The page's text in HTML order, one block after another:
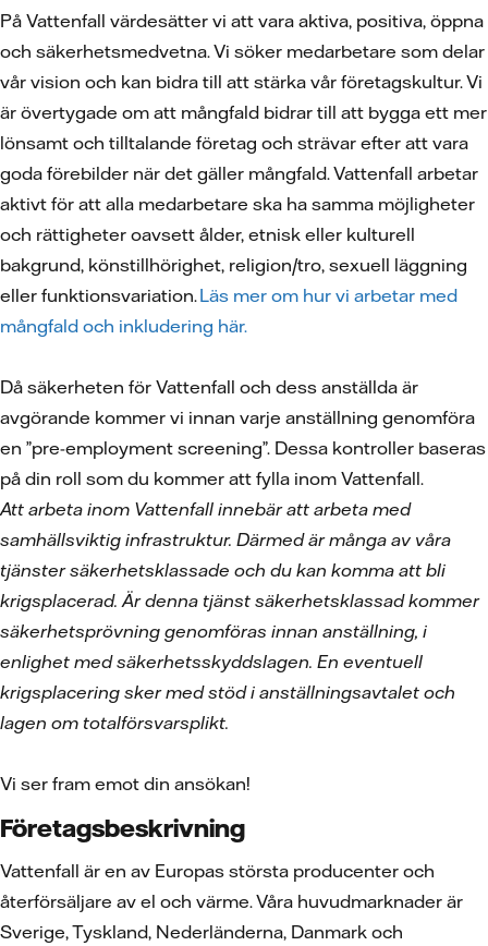
På Vattenfall värdesätter vi att vara aktiva, positiva, öppna
och säkerhetsmedvetna. Vi söker medarbetare som delar
vår vision och kan bidra till att stärka vår företagskultur. Vi
är övertygade om att mångfald bidrar till att bygga ett mer
lönsamt och tilltalande företag och strävar efter att vara
goda förebilder när det gäller mångfald. Vattenfall arbetar
aktivt för att alla medarbetare ska ha samma möjligheter
och rättigheter oavsett ålder, etnisk eller kulturell
bakgrund, könstillhörighet, religion/tro, sexuell läggning
eller funktionsvariation.Läs mer om hur vi arbetar med
mångfald och inkludering här.
Då säkerheten för Vattenfall och dess anställda är
avgörande kommer vi innan varje anställning genomföra
en ”pre-employment screening”. Dessa kontroller baseras
på din roll som du kommer att fylla inom Vattenfall.
Att arbeta inom Vattenfall innebär att arbeta med
samhällsviktig infrastruktur. Därmed är många av våra
tjänster säkerhetsklassade och du kan komma att bli
krigsplacerad. Är denna tjänst säkerhetsklassad kommer
säkerhetsprövning genomföras innan anställning, i
enlighet med säkerhetsskyddslagen. En eventuell
krigsplacering sker med stöd i anställningsavtalet och
lagen om totalförsvarsplikt.
Vi ser fram emot din ansökan!
Företagsbeskrivning
Vattenfall är en av Europas största producenter och
återförsäljare av el och värme. Våra huvudmarknader är
Sverige, Tyskland, Nederländerna, Danmark och